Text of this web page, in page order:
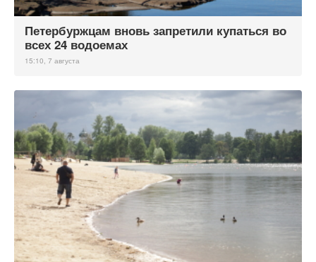
Петербуржцам вновь запретили купаться во
всех 24 водоемах
15:10, 7 августа